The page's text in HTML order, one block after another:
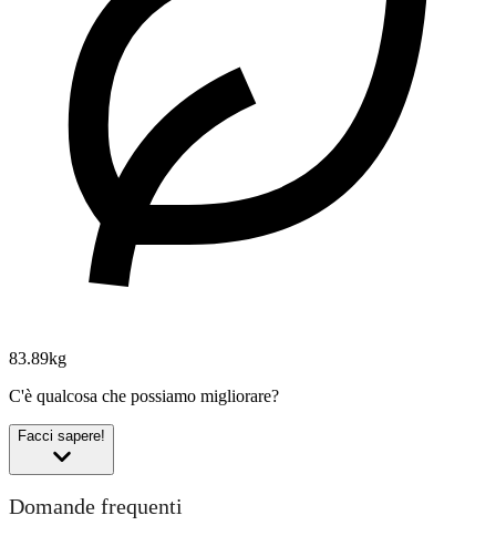
83.89kg
C'è qualcosa che possiamo migliorare?
Facci sapere!
Domande frequenti